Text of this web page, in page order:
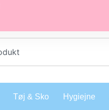
Tøj & Sko Hygiejne